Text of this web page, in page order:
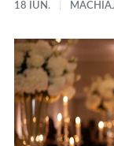
18 IUN.